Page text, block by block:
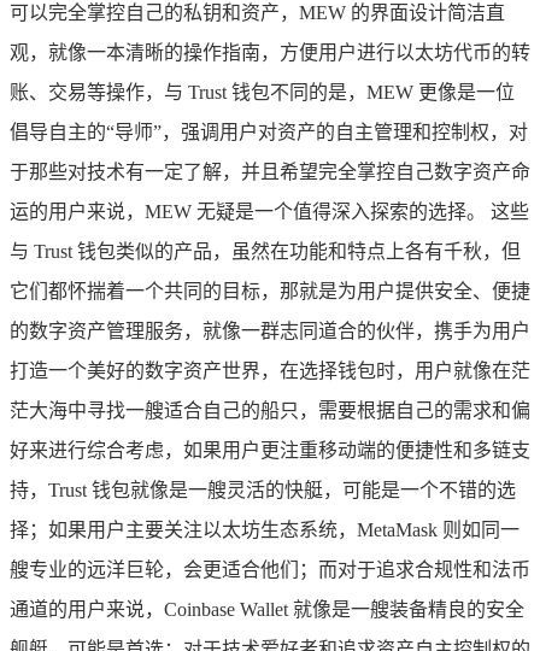
可以完全掌控自己的私钥和资产，MEW 的界面设计简洁直
观，就像一本清晰的操作指南，方便用户进行以太坊代币的转
账、交易等操作，与 Trust 钱包不同的是，MEW 更像是一位
倡导自主的“导师”，强调用户对资产的自主管理和控制权，对
于那些对技术有一定了解，并且希望完全掌控自己数字资产命
运的用户来说，MEW 无疑是一个值得深入探索的选择。 这些
与 Trust 钱包类似的产品，虽然在功能和特点上各有千秋，但
它们都怀揣着一个共同的目标，那就是为用户提供安全、便捷
的数字资产管理服务，就像一群志同道合的伙伴，携手为用户
打造一个美好的数字资产世界，在选择钱包时，用户就像在茫
茫大海中寻找一艘适合自己的船只，需要根据自己的需求和偏
好来进行综合考虑，如果用户更注重移动端的便捷性和多链支
持，Trust 钱包就像是一艘灵活的快艇，可能是一个不错的选
择；如果用户主要关注以太坊生态系统，MetaMask 则如同一
艘专业的远洋巨轮，会更适合他们；而对于追求合规性和法币
通道的用户来说，Coinbase Wallet 就像是一艘装备精良的安全